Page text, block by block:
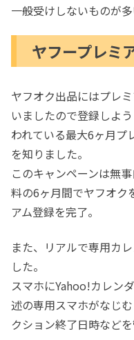
一般受けしないものが多
ヤフープレミ
ヤフオク出品にはプレ
いましたので登録しよ
われている最大6ヶ月プ
を知りました。
このキャンペーンは無
料の6ヶ月間でヤフオク
アム登録を完了。
また、リアルで専用カ
した。
スマホにYahoo!カレン
述の専用スマホがなじ
クション終了日時などを